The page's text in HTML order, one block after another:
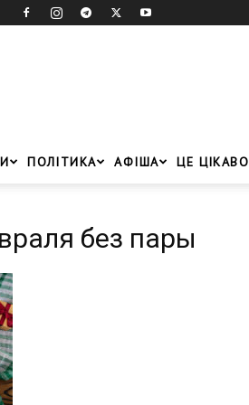
ПОЛІТИКА АФІША ЦЕ ЦІКАВО
без пары